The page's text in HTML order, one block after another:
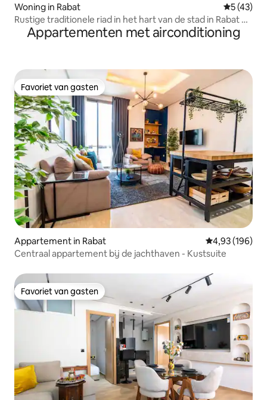
Woning in Rabat
5 (43)
Rustige traditionele riad in het hart van de stad in Rabat +
eigen dakterras
Appartementen met airconditioning
Favoriet van gasten
Favoriet van gasten
Appartement in Rabat Gemiddelde
4,93 (196)
Centraal appartement bij de jachthaven - Kustsuite
Favoriet van gasten
Favoriet van gasten